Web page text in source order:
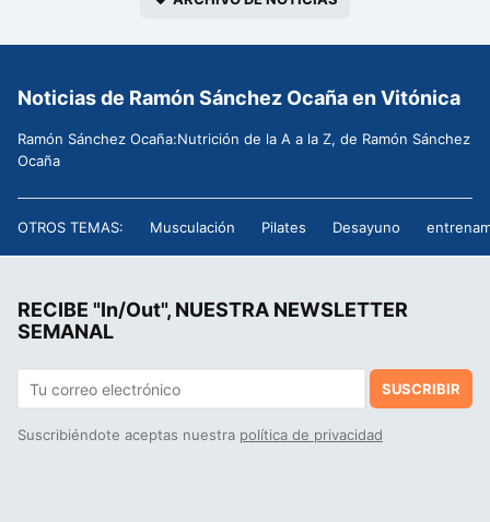
Noticias de Ramón Sánchez Ocaña en Vitónica
Ramón Sánchez Ocaña:Nutrición de la A a la Z, de Ramón Sánchez
Ocaña
OTROS TEMAS: Musculación Pilates Desayuno
RECIBE "In/Out", NUESTRA NEWSLETTER
SEMANAL
SUSCRIBIR
Suscribiéndote aceptas nuestra política de privacidad